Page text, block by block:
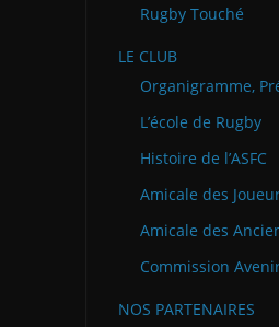
Rugby Touché
LE CLUB
Organigramme,
L’école de Rugby
Histoire de l’ASFC
Amicale des
Amicale des
Commission
NOS PARTENAIRES